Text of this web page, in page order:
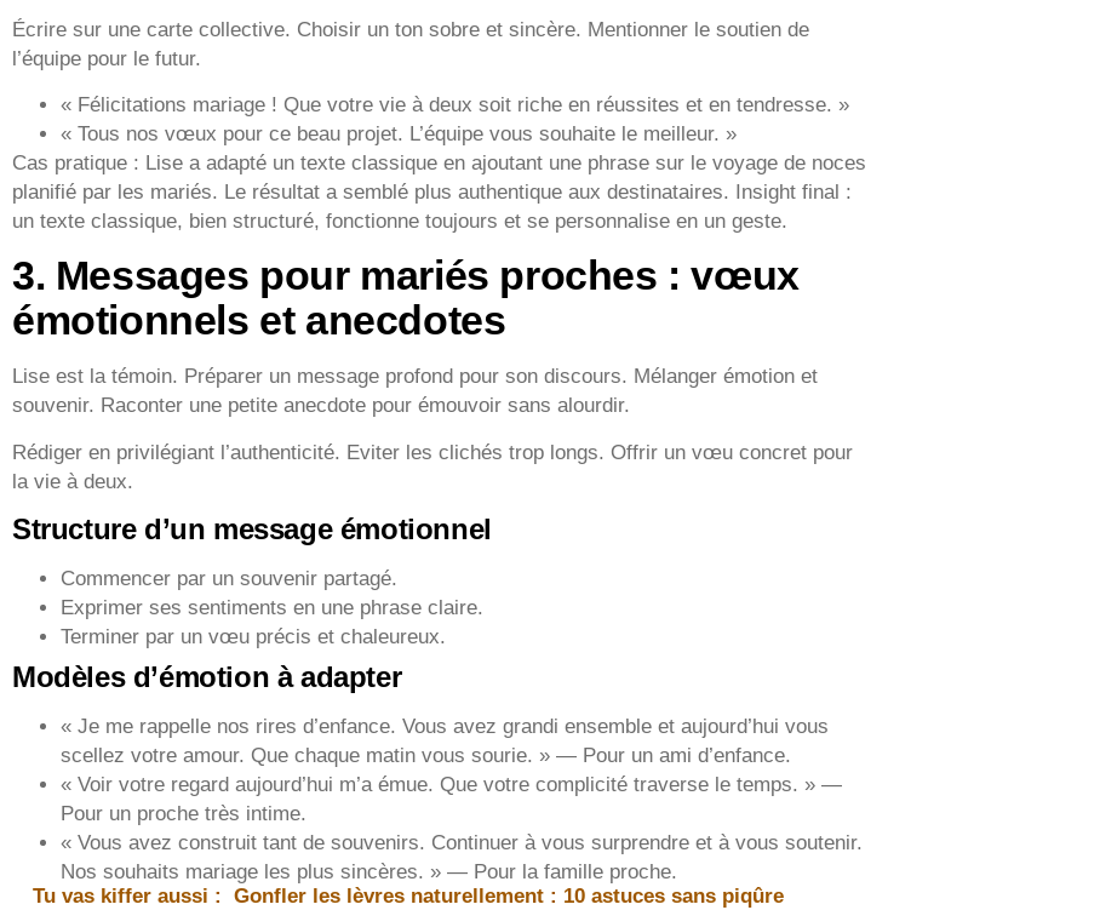
Écrire sur une carte collective. Choisir un ton sobre et sincère. Mentionner le soutien de
l’équipe pour le futur.
« Félicitations mariage ! Que votre vie à deux soit riche en réussites et en tendresse. »
« Tous nos vœux pour ce beau projet. L’équipe vous souhaite le meilleur. »
Cas pratique : Lise a adapté un texte classique en ajoutant une phrase sur le voyage de noces
planifié par les mariés. Le résultat a semblé plus authentique aux destinataires. Insight final :
un texte classique, bien structuré, fonctionne toujours et se personnalise en un geste.
3. Messages pour mariés proches : vœux
émotionnels et anecdotes
Lise est la témoin. Préparer un message profond pour son discours. Mélanger émotion et
souvenir. Raconter une petite anecdote pour émouvoir sans alourdir.
Rédiger en privilégiant l’authenticité. Eviter les clichés trop longs. Offrir un vœu concret pour
la vie à deux.
Structure d’un message émotionnel
Commencer par un souvenir partagé.
Exprimer ses sentiments en une phrase claire.
Terminer par un vœu précis et chaleureux.
Modèles d’émotion à adapter
« Je me rappelle nos rires d’enfance. Vous avez grandi ensemble et aujourd’hui vous
scellez votre amour. Que chaque matin vous sourie. » — Pour un ami d’enfance.
« Voir votre regard aujourd’hui m’a émue. Que votre complicité traverse le temps. » —
Pour un proche très intime.
« Vous avez construit tant de souvenirs. Continuer à vous surprendre et à vous soutenir.
Nos souhaits mariage les plus sincères. » — Pour la famille proche.
Tu vas kiffer aussi :
Gonfler les lèvres naturellement : 10 astuces sans piqûre